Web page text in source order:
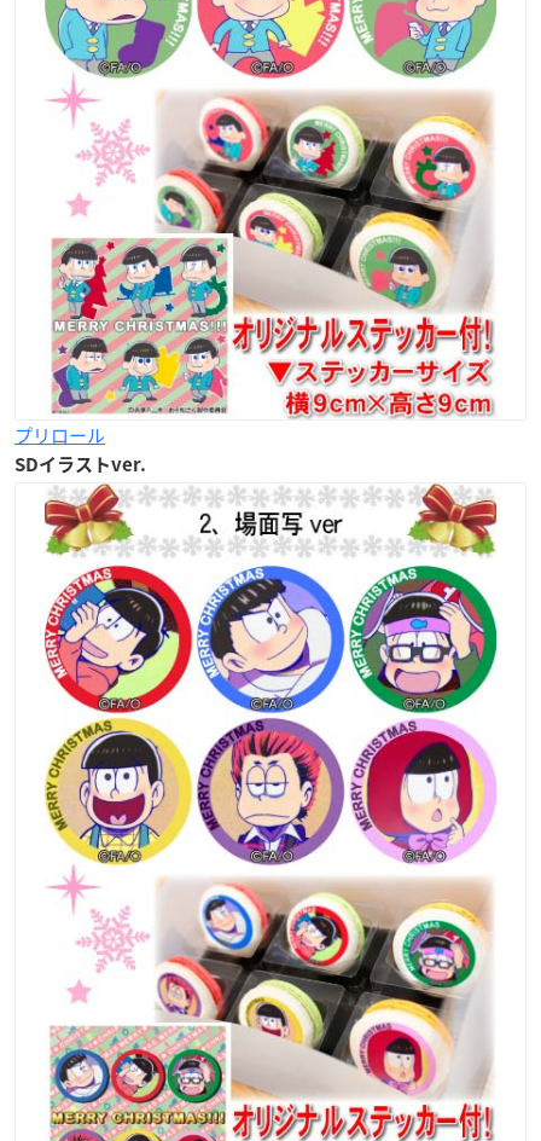
プリロール
SDイラストver.